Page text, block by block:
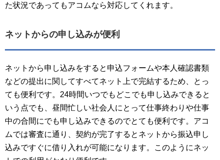
た状況であってもアコムなら対応してくれます。
ネットからの申し込みが便利
ネットから申し込みをすると申込フォームや本人確認書類
などの提出に関してすべてネット上で完結するため、とっ
ても便利です。24時間いつでもどこでも申し込みできると
いう点でも、昼間忙しい社会人にとって仕事終わりや仕事
中の合間にでも申し込みできるのでとても便利です。アコ
ムでは審査に通り、契約が完了するとネットから振込申し
込みですぐに借り入れが可能になります。このようにネッ